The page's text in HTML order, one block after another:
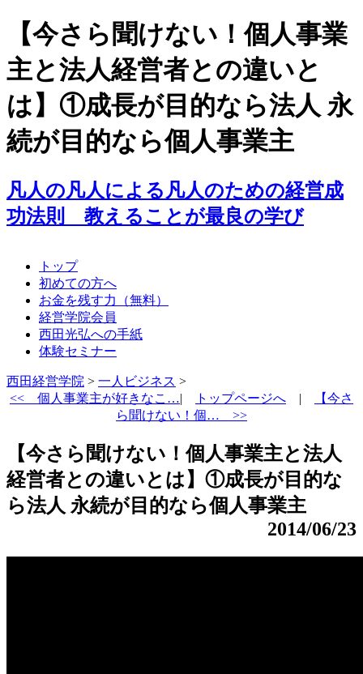
【今さら聞けない！個人事業
主と法人経営者との違いと
は】①成長が目的なら法人 永
続が目的なら個人事業主
凡人の凡人による凡人のための経営成
功法則 教えることが最良の学び
トップ
初めての方へ
お金を残す力（無料）
経営学院会員
西田光弘への手紙
体験セミナー
西田経営学院 > 一人ビジネス >
<< 個人事業主が好きなこ…| トップページへ |
【今さ
ら聞けない！個… >>
【今さら聞けない！個人事業主と法人
経営者との違いとは】①成長が目的な
ら法人 永続が目的なら個人事業主
2014/06/23